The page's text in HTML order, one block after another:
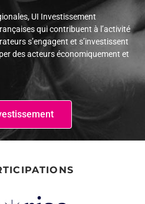
UI Investissement
qui contribuent à l’activité
s’engagent et s’investissent
des acteurs économiquement et